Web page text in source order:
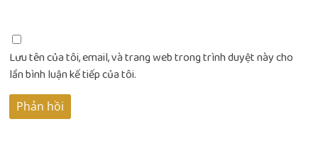
Lưu tên của tôi, email, và trang web trong trình duyệt này cho
lần bình luận kế tiếp của tôi.